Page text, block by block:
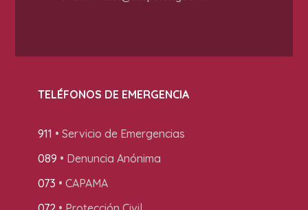
TELÉFONOS DE EMERGENCIA
911 • Servicio de Emergencias
089 • Denuncia Anónima
073 • CAPAMA